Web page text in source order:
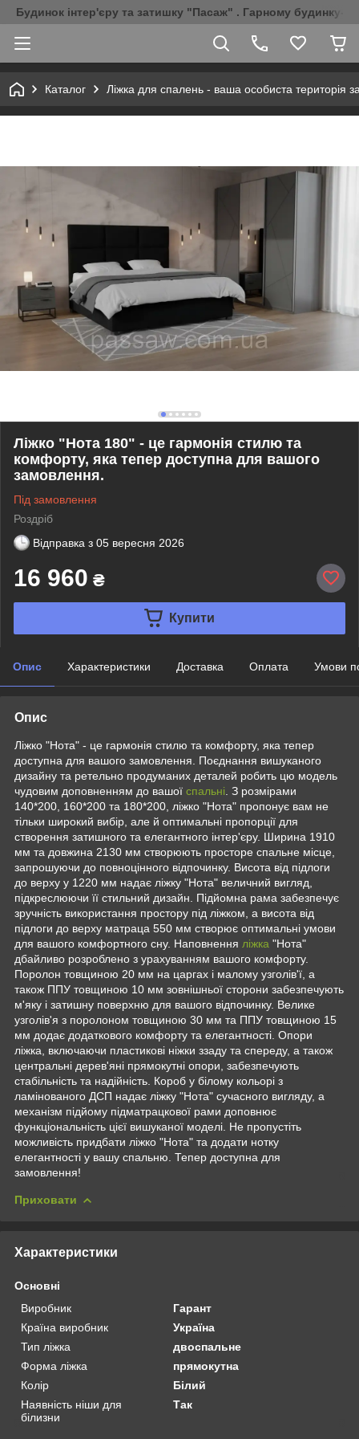
Будинок інтер'єру та затишку "Пасаж" . Гарному будинку-
Каталог Ліжка для спалень - ваша особиста територія
Ліжко "Нота 180" - це гармонія стилю та
комфорту, яка тепер доступна для вашого
замовлення.
Під замовлення
Роздріб
Відправка з 05 вересня 2026
16 960 ₴
Купити
Опис Характеристики Доставка Оплата Умови
Опис
Ліжко "Нота" - це гармонія стилю та комфорту, яка тепер
доступна для вашого замовлення. Поєднання вишуканого
дизайну та ретельно продуманих деталей робить цю модель
чудовим доповненням до вашої спальні . З розмірами
140*200, 160*200 та 180*200, ліжко "Нота" пропонує вам не
тільки широкий вибір, але й оптимальні пропорції для
створення затишного та елегантного інтер'єру. Ширина 1910
мм та довжина 2130 мм створюють просторе спальне місце,
запрошуючи до повноцінного відпочинку. Висота від підлоги
до верху у 1220 мм надає ліжку "Нота" величний вигляд,
підкреслюючи її стильний дизайн. Підйомна рама забезпечує
зручність використання простору під ліжком, а висота від
підлоги до верху матраца 550 мм створює оптимальні умови
для вашого комфортного сну. Наповнення ліжка "Нота"
дбайливо розроблено з урахуванням вашого комфорту.
Поролон товщиною 20 мм на царгах і малому узголів'ї, а
також ППУ товщиною 10 мм зовнішньої сторони забезпечують
м'яку і затишну поверхню для вашого відпочинку. Велике
узголів'я з поролоном товщиною 30 мм та ППУ товщиною 15
мм додає додаткового комфорту та елегантності. Опори
ліжка, включаючи пластикові ніжки ззаду та спереду, а також
центральні дерев'яні прямокутні опори, забезпечують
стабільність та надійність. Короб у білому кольорі з
ламінованого ДСП надає ліжку "Нота" сучасного вигляду, а
механізм підйому підматрацкової рами доповнює
функціональність цієї вишуканої моделі. Не пропустіть
можливість придбати ліжко "Нота" та додати нотку
елегантності у вашу спальню. Тепер доступна для
замовлення!
Приховати
Характеристики
Основні
Виробник
Гарант
Країна виробник
Україна
Тип ліжка
двоспальне
Форма ліжка
прямокутна
Колір
Білий
Наявність ніши для
білизни
Так